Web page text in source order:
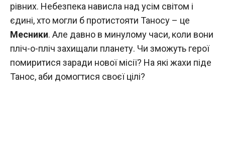
рівних. Небезпека нависла над усім світом і
єдині, хто могли б протистояти Таносу – це
Месники. Але давно в минулому часи, коли вони
пліч-о-пліч захищали планету. Чи зможуть герої
помиритися заради нової місії? На які жахи піде
Танос, аби домогтися своєї цілі?